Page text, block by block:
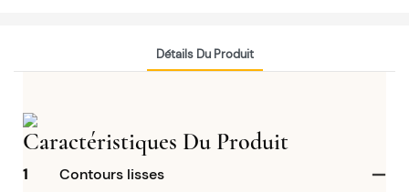
Détails Du Produit
Caractéristiques Du Produit
1 Contours lisses